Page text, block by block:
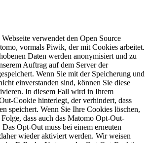
Webseite verwendet den Open Source
vormals Piwik, der mit Cookies arbeitet.
Daten werden anonymisiert und zu
Auftrag auf dem Server der
Wenn Sie mit der Speicherung und
einverstanden sind, können Sie diese
In diesem Fall wird in Ihrem
Cookie hinterlegt, der verhindert, dass
speichert. Wenn Sie Ihre Cookies löschen,
dass auch das Matomo Opt-Out-
Opt-Out muss bei einem erneuten
wieder aktiviert werden. Wir weisen